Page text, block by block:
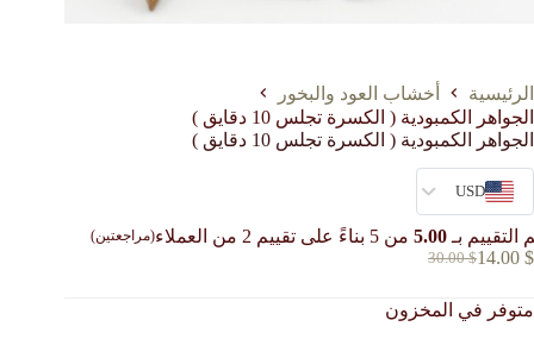
الرئيسية
أخشاب العود والبخور
الجواهر الكمبودية ( الكسرة تجلس 10 دقايق )
الجواهر الكمبودية ( الكسرة تجلس 10 دقايق )
USD
التقييم بـ 5.00من 5 بناءً على تقييم 2 من العملاء(مراجعتين)
30.00$
السعر
هو:
14.00 $
السعر
هو:
متوفر في المخزون